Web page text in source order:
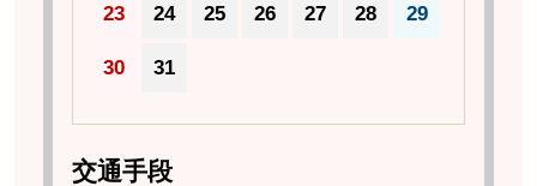
23 24 25 26 27 28 29
30 31
交通手段